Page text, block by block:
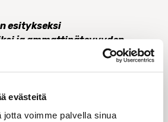
evästeitä
jotta voimme palvella sinua
esitykseksi
ja ammattipätevyyden
lain muuttamisesta
mahdollisuudesta lausua asiassa.